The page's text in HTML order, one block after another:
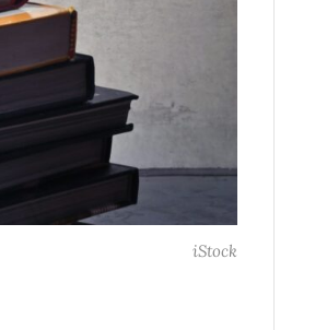
iStock